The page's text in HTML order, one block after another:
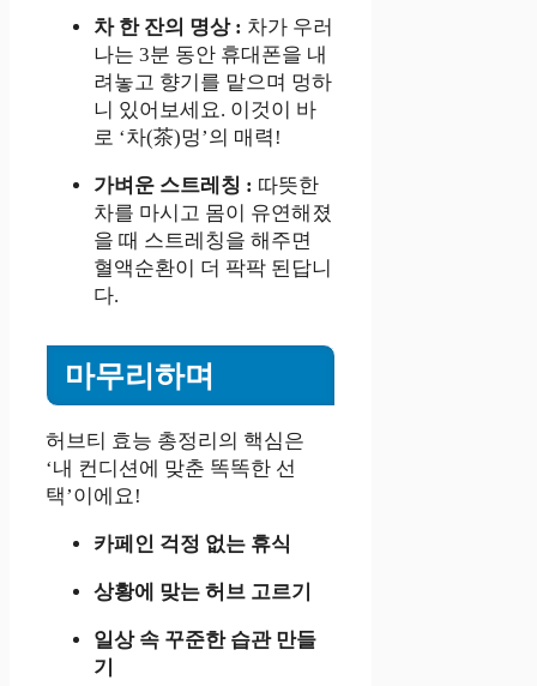
차 한 잔의 명상 : 차가 우러
나는 3분 동안 휴대폰을 내
려놓고 향기를 맡으며 멍하
니 있어보세요. 이것이 바
로 ‘차(茶)멍’의 매력!
가벼운 스트레칭 : 따뜻한
차를 마시고 몸이 유연해졌
을 때 스트레칭을 해주면
혈액순환이 더 팍팍 된답니
다.
마무리하며
허브티 효능 총정리의 핵심은
‘내 컨디션에 맞춘 똑똑한 선
택’이에요!
카페인 걱정 없는 휴식
상황에 맞는 허브 고르기
일상 속 꾸준한 습관 만들
기